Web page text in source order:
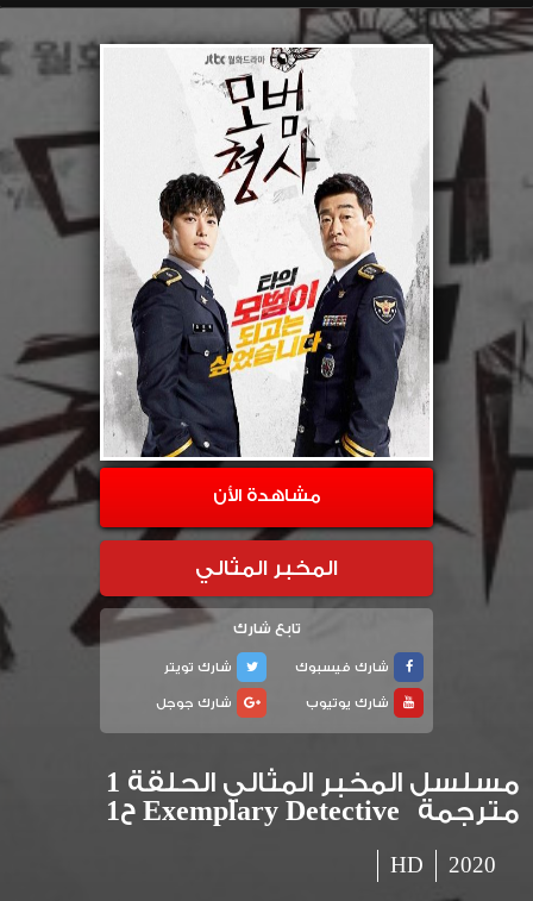
مشاهدة الأن
المخبر المثالي
تابع شارك
شارك فيسبوك
شارك تويتر
شارك يوتيوب
شارك جوجل
مسلسل المخبر المثالي الحلقة 1
مترجمة Exemplary Detective ح1
2020
HD